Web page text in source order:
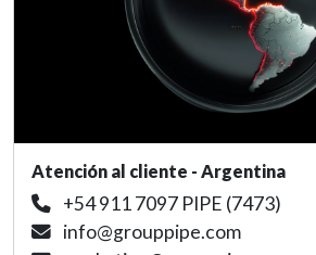
Atención al cliente - Argentina
+54 911 7097 PIPE (7473)
info@grouppipe.com